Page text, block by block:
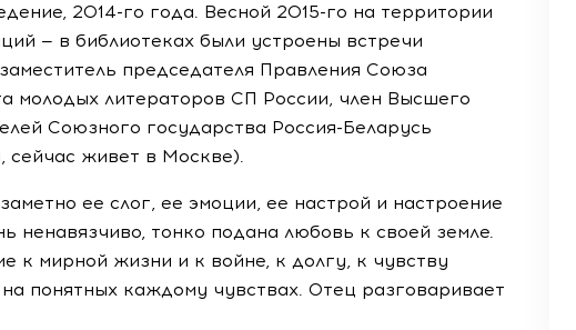
2014-го года. Весной 2015-го на территории
— в библиотеках были устроены встречи
председателя Правления Союза
молодых литераторов СП России, член Высшего
Союзного государства Россия-Беларусь
сейчас живет в Москве).
ее слог, ее эмоции, ее настрой и настроение
ненавязчиво, тонко подана любовь к своей земле.
к мирной жизни и к войне, к долгу, к чувству
понятных каждому чувствах. Отец разговаривает